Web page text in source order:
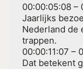
00:00:05:08 –
Jaarlijks
Nederland de
trappen.
00:00:11:07 –
Dat betekent